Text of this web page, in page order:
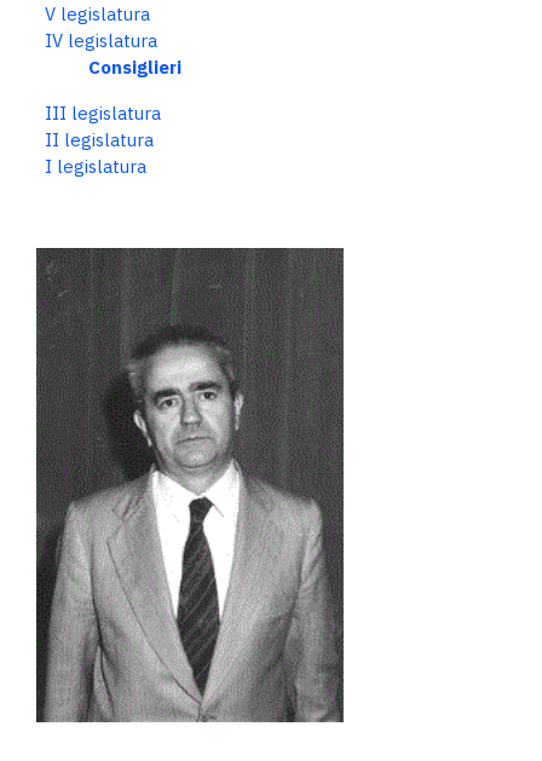
V legislatura
IV legislatura
Consiglieri
III legislatura
II legislatura
I legislatura